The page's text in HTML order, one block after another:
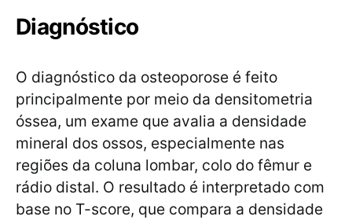
Diagnóstico
O diagnóstico da osteoporose é feito
principalmente por meio da densitometria
óssea, um exame que avalia a densidade
mineral dos ossos, especialmente nas
regiões da coluna lombar, colo do fêmur e
rádio distal. O resultado é interpretado com
base no T-score, que compara a densidade